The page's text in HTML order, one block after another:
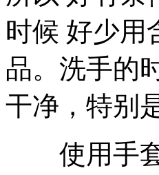
时候 好少用
品。洗手的
干净，特别
使用手套